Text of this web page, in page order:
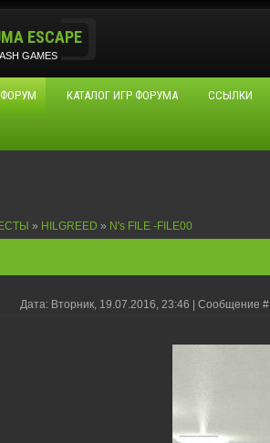
ESCAPE
GAMES
ФОРУМ КАТАЛОГ ИГР ФОРУМА ССЫЛКИ
» HILGREED » N's FILE -FILE00
Дата: Вторник, 19.07.2016, 23:46 | Сообщение #